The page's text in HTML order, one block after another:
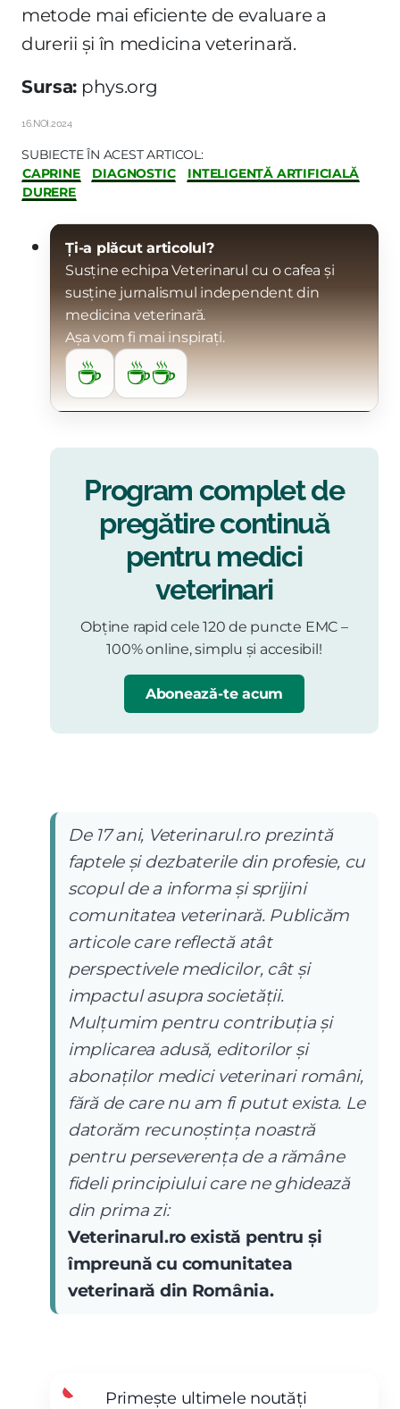
metode mai eficiente de evaluare a
durerii și în medicina veterinară.
Sursa: phys.org
16.NOI.2024
SUBIECTE ÎN ACEST ARTICOL:
CAPRINE
DIAGNOSTIC
INTELIGENȚĂ ARTIFICIALĂ
DURERE
Ți-a plăcut articolul?
Susține echipa Veterinarul cu o cafea și
susține jurnalismul independent din
medicina veterinară.
Așa vom fi mai inspirați.
☕ ☕☕
Program complet de
pregătire continuă
pentru medici
veterinari
Obține rapid cele 120 de puncte EMC –
100% online, simplu și accesibil!
Abonează-te acum
De 17 ani, Veterinarul.ro prezintă
faptele și dezbaterile din profesie, cu
scopul de a informa și sprijini
comunitatea veterinară. Publicăm
articole care reflectă atât
perspectivele medicilor, cât și
impactul asupra societății.
Mulțumim pentru contribuția și
implicarea adusă, editorilor și
abonaților medici veterinari români,
fără de care nu am fi putut exista. Le
datorăm recunoștința noastră
pentru perseverența de a rămâne
fideli principiului care ne ghidează
din prima zi:
Veterinarul.ro există pentru și
împreună cu comunitatea
veterinară din România.
Primește ultimele noutăți